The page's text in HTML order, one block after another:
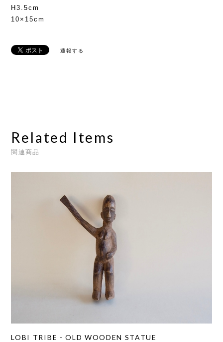
H3.5cm
10×15cm
通報する
Related Items
関連商品
LOBI TRIBE - OLD WOODEN STATUE